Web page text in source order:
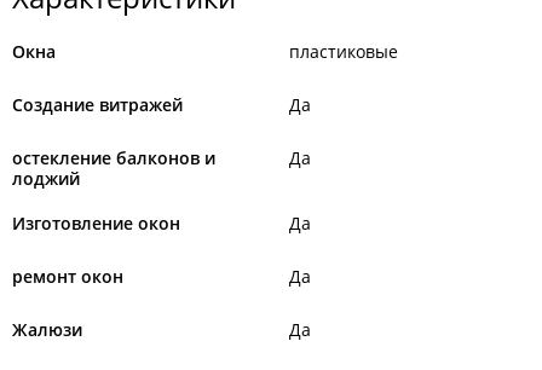
Окна пластиковые
Создание витражей Да
остекление балконов и
лоджий
Да
Изготовление окон Да
ремонт окон Да
Жалюзи Да